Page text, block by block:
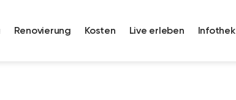
Renovierung Kosten Live erleben Infothek